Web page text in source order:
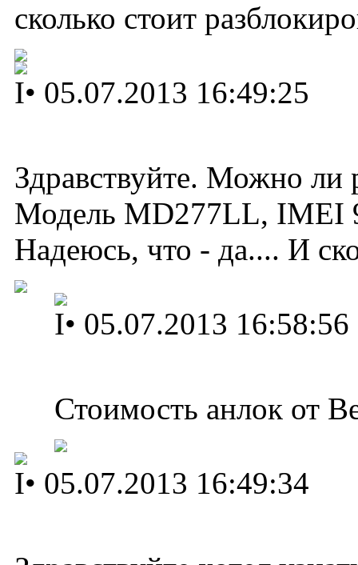
сколько стоит
I• 05.07.2013 16:49:25
Здравствуйте. Можно ли
Модель MD277LL, IMEI
Надеюсь, что - да.... И
I• 05.07.2013 16:58:56
Стоимость анлок от
I• 05.07.2013 16:49:34